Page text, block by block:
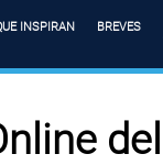
INSPIRAN BREVES